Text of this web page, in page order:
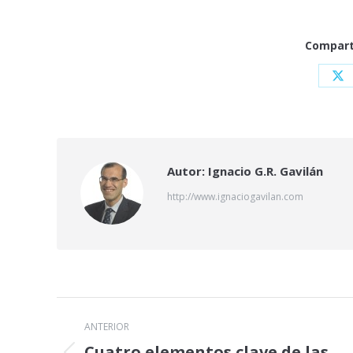
Autor: Ignacio G.R. Gavilán
http://www.ignaciogavilan.com
Navegación
ANTERIOR